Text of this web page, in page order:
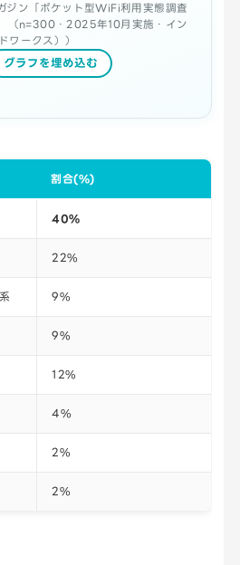
ジン「ポケット型WiFi利用実態調査
（n=300・2025年10月実施・イン
ワークス））
グラフを埋め込む
割合(%)
40%
22%
9%
9%
12%
4%
2%
2%